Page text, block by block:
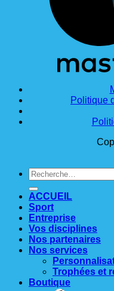
Politique
Recherche
pour :
ACCUEIL
Sport
Entreprise
Vos disciplines
Nos partenaires
Nos services
Trophées et
Boutique